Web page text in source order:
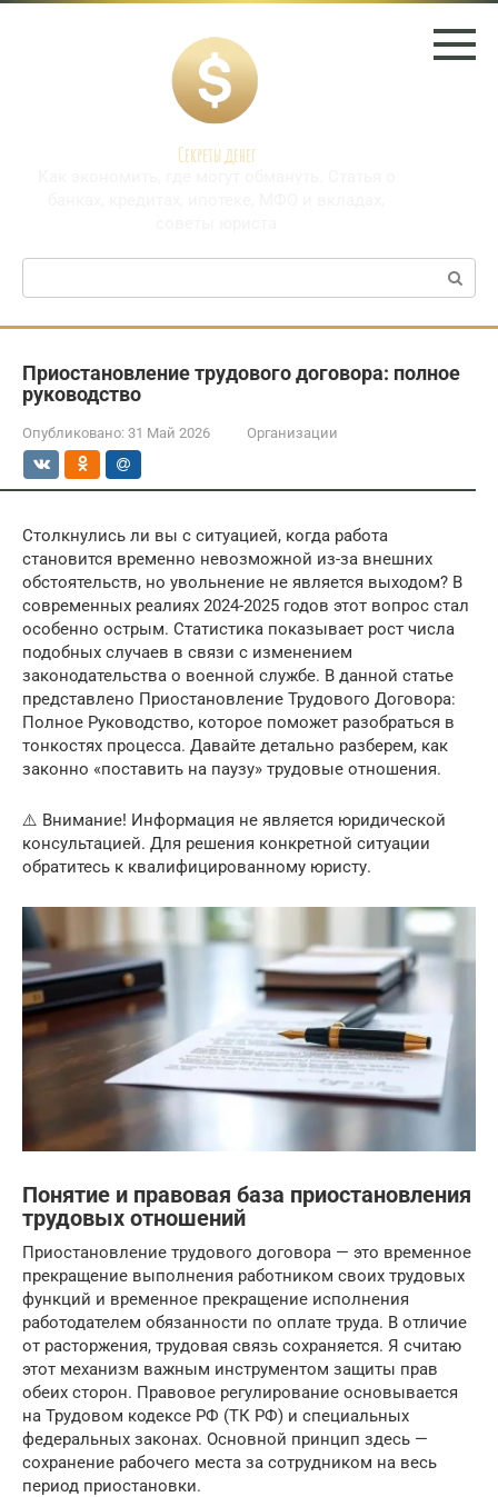
Перейти
Секреты денег
Поиск:
Приостановление трудового договора: полное
руководство
Опубликовано: 31 Май 2026 Организации
Столкнулись ли вы с ситуацией, когда работа
становится временно невозможной из-за внешних
обстоятельств, но увольнение не является выходом? В
современных реалиях 2024-2025 годов этот вопрос стал
особенно острым. Статистика показывает рост числа
подобных случаев в связи с изменением
законодательства о военной службе. В данной статье
представлено Приостановление Трудового Договора:
Полное Руководство, которое поможет разобраться в
тонкостях процесса. Давайте детально разберем, как
законно «поставить на паузу» трудовые отношения.
⚠️ Внимание! Информация не является юридической
консультацией. Для решения конкретной ситуации
обратитесь к квалифицированному юристу.
Понятие и правовая база приостановления
трудовых отношений
Приостановление трудового договора — это временное
прекращение выполнения работником своих трудовых
функций и временное прекращение исполнения
работодателем обязанности по оплате труда. В отличие
от расторжения, трудовая связь сохраняется. Я считаю
этот механизм важным инструментом защиты прав
обеих сторон. Правовое регулирование основывается
на Трудовом кодексе РФ (ТК РФ) и специальных
федеральных законах. Основной принцип здесь —
сохранение рабочего места за сотрудником на весь
период приостановки.